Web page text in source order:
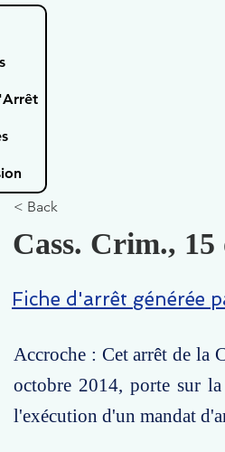
< Back
Cass. Crim., 15
Fiche d'arrêt générée
Accroche : Cet arrêt de la
octobre 2014, porte sur
l'exécution d'un mandat